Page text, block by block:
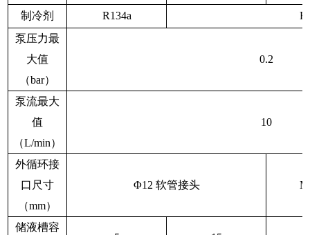
制冷剂 R134a
泵压力最
大值
（bar）
0.2
泵流最大
值
（L/min）
10
外循环接
口尺寸
（mm）
Φ12 软管接头
储液槽容